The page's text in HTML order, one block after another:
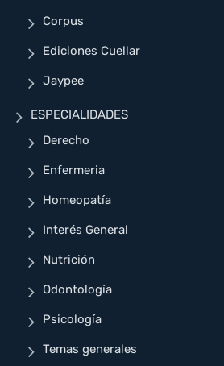
Corpus
Ediciones Cuellar
Jaypee
ESPECIALIDADES
Derecho
Enfermeria
Homeopatía
Interés General
Nutrición
Odontología
Psicología
Temas generales